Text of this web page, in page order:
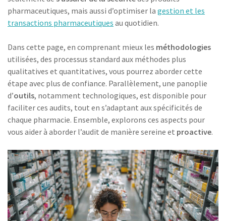
pharmaceutiques, mais aussi d’optimiser la gestion et les
transactions pharmaceutiques au quotidien.
Dans cette page, en comprenant mieux les méthodologies
utilisées, des processus standard aux méthodes plus
qualitatives et quantitatives, vous pourrez aborder cette
étape avec plus de confiance. Parallèlement, une panoplie
d’outils, notamment technologiques, est disponible pour
faciliter ces audits, tout en s’adaptant aux spécificités de
chaque pharmacie. Ensemble, explorons ces aspects pour
vous aider à aborder l’audit de manière sereine et proactive.